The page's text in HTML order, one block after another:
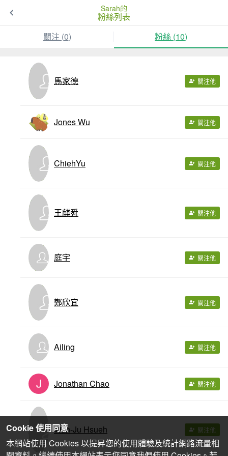
Sarah的
粉絲列表
關注 (0) 粉絲 (10)
馬家德 關注他
Jones Wu 關注他
ChiehYu 關注他
王麒舜 關注他
庭宇 關注他
鄭欣宜 關注他
Ailing 關注他
Jonathan Chao 關注他
Wan-Ju Hsueh 關注他
Cookie 使用同意
本網站使用 Cookies 以提昇您的使用體驗及統計網路流量相